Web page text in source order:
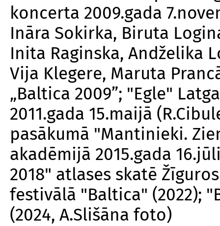
koncerta 2009.gada
Ināra Sokirka, Biruta
Inita Raginska, Andželika
Vija Klegere, Maruta
„Baltica 2009”; "Egle"
2011.gada 15.maijā
pasākumā "Mantinieki.
akadēmijā 2015.gada
2018" atlases skatē
festivālā "Baltica" (2022);
(2024, A.Slišāna foto)